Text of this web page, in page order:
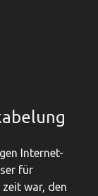
Internet-
für
war, den